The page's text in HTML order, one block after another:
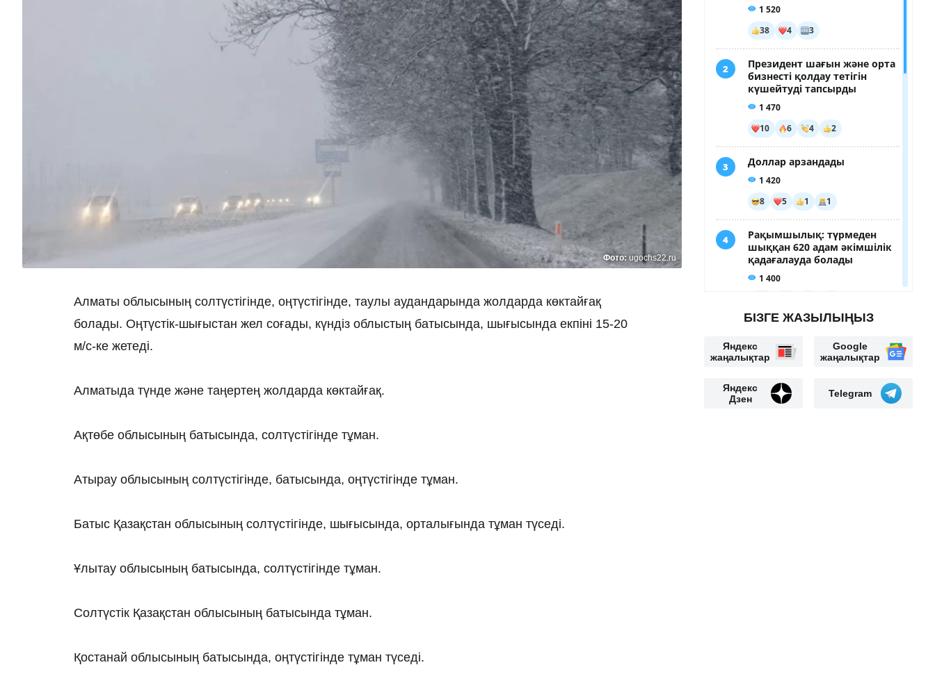
Фото: ugochs22.ru
Алматы облысының солтүстігінде, оңтүстігінде, таулы аудандарында жолдарда көктайғақ
болады. Оңтүстік-шығыстан жел соғады, күндіз облыстың батысында, шығысында екпіні 15-20
м/c-ке жетеді.
Алматыда түнде және таңертең жолдарда көктайғақ.
Ақтөбе облысының батысында, солтүстігінде тұман.
Атырау облысының солтүстігінде, батысында, оңтүстігінде тұман.
Батыс Қазақстан облысының солтүстігінде, шығысында, орталығында тұман түседі.
Ұлытау облысының батысында, солтүстігінде тұман.
Солтүстік Қазақстан облысының батысында тұман.
Қостанай облысының батысында, оңтүстігінде тұман түседі.
БІЗГЕ ЖАЗЫЛЫҢЫЗ
Яндекс
жаңалықтар
Google
жаңалықтар
Яндекс
Дзен
Telegram